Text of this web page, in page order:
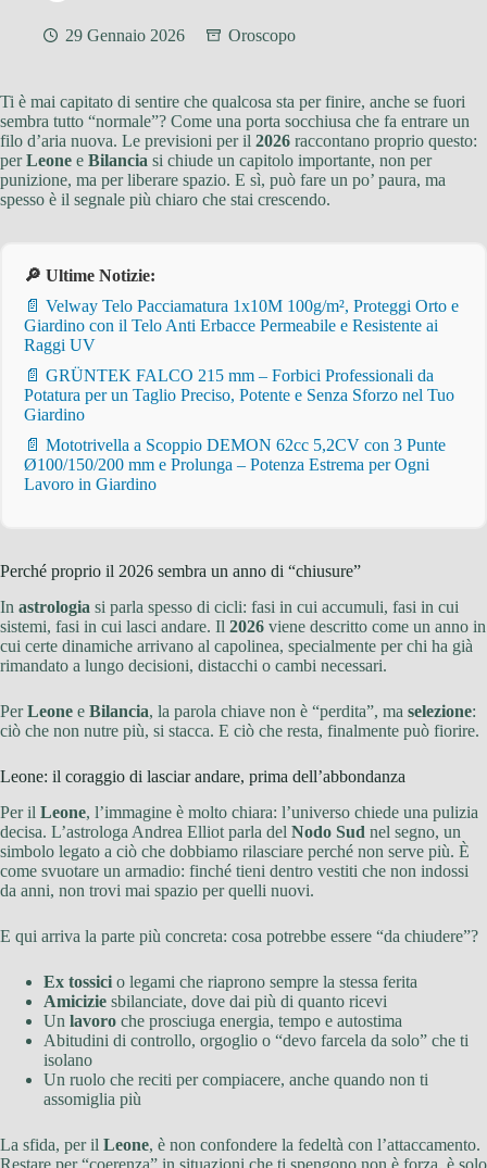
29 Gennaio 2026 Oroscopo
Ti è mai capitato di sentire che qualcosa sta per finire, anche se fuori
sembra tutto “normale”? Come una porta socchiusa che fa entrare un
filo d’aria nuova. Le previsioni per il 2026 raccontano proprio questo:
perLeone e Bilancia si chiude un capitolo importante, non per
punizione, ma per liberare spazio. E sì, può fare un po’ paura, ma
spesso è il segnale più chiaro che stai crescendo.
🔎 Ultime Notizie:
📄 Velway Telo Pacciamatura 1x10M 100g/m², Proteggi Orto e
Giardino con il Telo Anti Erbacce Permeabile e Resistente ai
Raggi UV
📄 GRÜNTEK FALCO 215 mm – Forbici Professionali da
Potatura per un Taglio Preciso, Potente e Senza Sforzo nel Tuo
Giardino
📄 Mototrivella a Scoppio DEMON 62cc 5,2CV con 3 Punte
Ø100/150/200 mm e Prolunga – Potenza Estrema per Ogni
Lavoro in Giardino
Perché proprio il 2026 sembra un anno di “chiusure”
In astrologia si parla spesso di cicli: fasi in cui accumuli, fasi in cui
sistemi, fasi in cui lasci andare. Il 2026 viene descritto come un anno in
cui certe dinamiche arrivano al capolinea, specialmente per chi ha già
rimandato a lungo decisioni, distacchi o cambi necessari.
PerLeone e Bilancia, la parola chiave non è “perdita”, ma selezione:
ciò che non nutre più, si stacca. E ciò che resta, finalmente può fiorire.
Leone: il coraggio di lasciar andare, prima dell’abbondanza
Per il Leone, l’immagine è molto chiara: l’universo chiede una pulizia
decisa. L’astrologa Andrea Elliot parla del Nodo Sud nel segno, un
simbolo legato a ciò che dobbiamo rilasciare perché non serve più. È
come svuotare un armadio: finché tieni dentro vestiti che non indossi
da anni, non trovi mai spazio per quelli nuovi.
E qui arriva la parte più concreta: cosa potrebbe essere “da chiudere”?
Ex tossici o legami che riaprono sempre la stessa ferita
Amicizie sbilanciate, dove dai più di quanto ricevi
Un lavoro che prosciuga energia, tempo e autostima
Abitudini di controllo, orgoglio o “devo farcela da solo” che ti
isolano
Un ruolo che reciti per compiacere, anche quando non ti
assomiglia più
La sfida, per il Leone, è non confondere la fedeltà con l’attaccamento.
Restare per “coerenza” in situazioni che ti spengono non è forza, è solo